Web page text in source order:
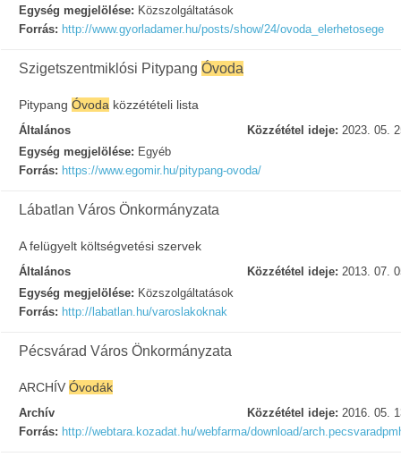
Egység megjelölése: Közszolgáltatások
Forrás: http://www.gyorladamer.hu/posts/show/24/ovoda_elerhetosege
Szigetszentmiklósi Pitypang Óvoda
Pitypang Óvoda közzétételi lista
Általános Közzététel ideje: 2023. 05.
Egység megjelölése: Egyéb
Forrás: https://www.egomir.hu/pitypang-ovoda/
Lábatlan Város Önkormányzata
A felügyelt költségvetési szervek
Általános Közzététel ideje: 2013. 07.
Egység megjelölése: Közszolgáltatások
Forrás: http://labatlan.hu/varoslakoknak
Pécsvárad Város Önkormányzata
ARCHÍV Óvodák
Archív Közzététel ideje: 2016. 05.
Forrás: http://webtara.kozadat.hu/webfarma/download/